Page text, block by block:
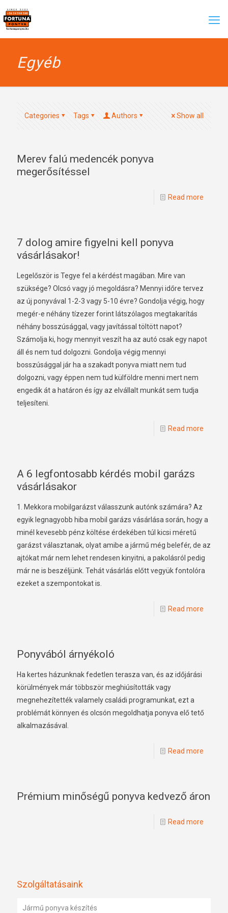
Egyéb
Categories Tags Authors Show all
Merev falú medencék ponyva
megerősítéssel
Read more
7 dolog amire figyelni kell ponyva
vásárlásakor!
Legelőször is Tegye fel a kérdést magában. Mire van
szüksége? Olcsó vagy jó megoldásra? Mennyi időre tervez
az új ponyvával 1-2-3 vagy 5-10 évre? Gondolja végig, hogy
megér-e néhány tízezer forint látszólagos megtakarítás
néhány bosszúsággal, vagy javítással töltött napot?
Számolja ki, hogy mennyit veszít ha az autó csak egy napot
áll és nem tud dolgozni. Gondolja végig mennyi
bosszúsággal jár ha a szakadt ponyva miatt nem tud
dolgozni, vagy éppen nem tud külföldre menni mert nem
engedik át a határon és így az elvállalt munkát sem tudja
teljesíteni.
Read more
A 6 legfontosabb kérdés mobil garázs
vásárlásakor
1. Mekkora mobilgarázst válasszunk autónk számára? Az
egyik legnagyobb hiba mobil garázs vásárlása során, hogy a
minél kevesebb pénz költése érdekében túl kicsi méretű
garázst választanak, olyat amibe a jármű még belefér, de az
ajtókat már nem lehet rendesen kinyitni, a pakolásról pedig
már ne is beszéljünk. Tehát vásárlás előtt vegyük fontolóra
ezeket a szempontokat is.
Read more
Ponyvából árnyékoló
Ha kertes házunknak fedetlen terasza van, és az időjárási
körülmények már többször meghiúsították vagy
megnehezítették valamely családi programunkat, ezt a
problémát könnyen és olcsón megoldhatja ponyva elő tető
alkalmazásával.
Read more
Prémium minőségű ponyva kedvező áron
Read more
Szolgáltatásaink
Jármű ponyva készítés